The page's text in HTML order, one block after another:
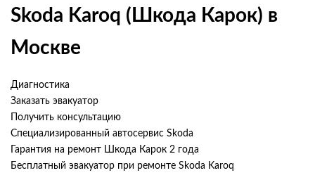
Skoda Karoq (Шкода Карок) в
Москве
Диагностика
Заказать эвакуатор
Получить консультацию
Специализированный автосервис Skoda
Гарантия на ремонт Шкода Карок 2 года
Бесплатный эвакуатор при ремонте Skoda Karoq